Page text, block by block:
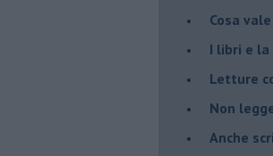
​Cosa
I libri e la
​Letture
​Non
​Anche